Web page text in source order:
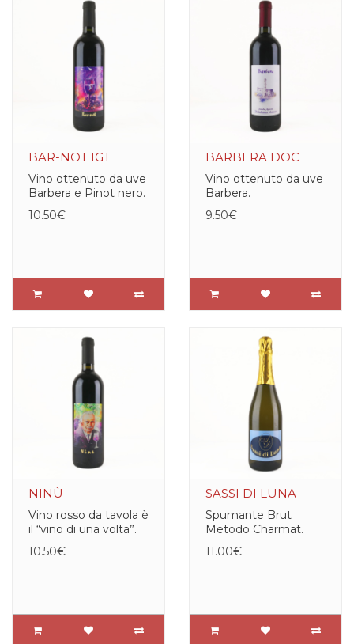
BAR-NOT IGT
Vino ottenuto da uve
Barbera e Pinot nero.
10.50€
BARBERA DOC
Vino ottenuto da uve
Barbera.
9.50€
NINÙ
Vino rosso da tavola è
il “vino di una volta”.
10.50€
SASSI DI LUNA
Spumante Brut
Metodo Charmat.
11.00€